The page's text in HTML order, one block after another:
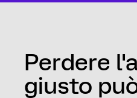
Perdere
giusto